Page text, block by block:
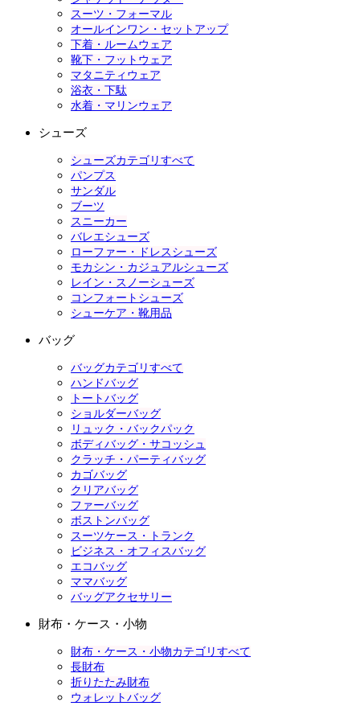
スーツ・フォーマル
オールインワン・セットアップ
下着・ルームウェア
靴下・フットウェア
マタニティウェア
浴衣・下駄
水着・マリンウェア
シューズ
シューズカテゴリすべて
パンプス
サンダル
ブーツ
スニーカー
バレエシューズ
ローファー・ドレスシューズ
モカシン・カジュアルシューズ
レイン・スノーシューズ
コンフォートシューズ
シューケア・靴用品
バッグ
バッグカテゴリすべて
ハンドバッグ
トートバッグ
ショルダーバッグ
リュック・バックパック
ボディバッグ・サコッシュ
クラッチ・パーティバッグ
カゴバッグ
クリアバッグ
ファーバッグ
ボストンバッグ
スーツケース・トランク
ビジネス・オフィスバッグ
エコバッグ
ママバッグ
バッグアクセサリー
財布・ケース・小物
財布・ケース・小物カテゴリすべて
長財布
折りたたみ財布
ウォレットバッグ